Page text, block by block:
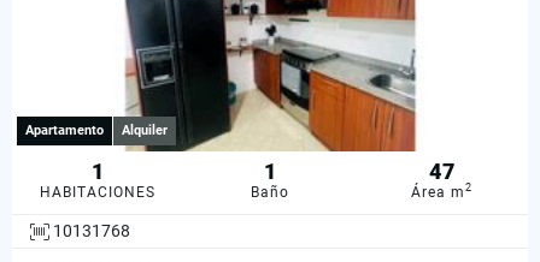
Apartamento Alquiler
1
HABITACIONES
1
Baño
47
Área m2
10131768